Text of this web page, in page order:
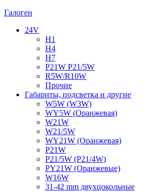
Галоген
24V
H1
H4
H7
P21W P21/5W
R5W/R10W
Прочие
Габариты, подсветка и другие
W5W (W3W)
WY5W (Оранжевая)
W21W
W21/5W
WY21W (Оранжевая)
P21W
P21/5W (P21/4W)
PY21W (Оранжевые)
W16W
31-42 mm двухцокольные